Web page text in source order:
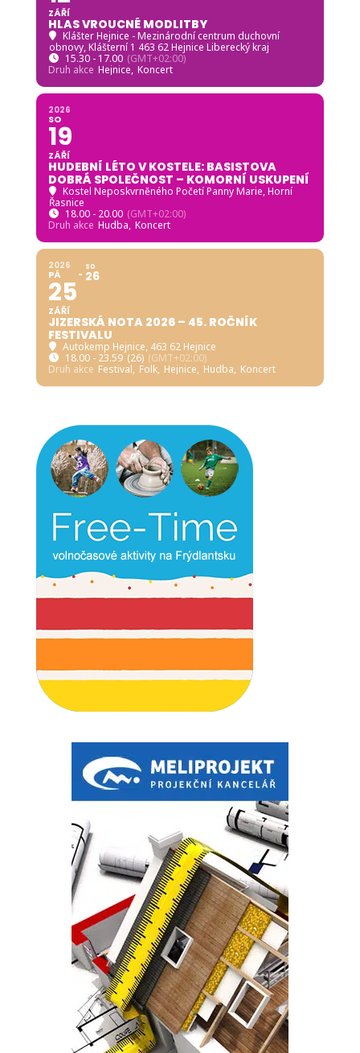
ZÁŘÍ
HLAS VROUCNÉ MODLITBY
Klášter Hejnice - Mezinárodní centrum duchovní
obnovy, Klášterní 1 463 62 Hejnice Liberecký kraj
15.30 - 17.00 (GMT+02:00)
Druh akce Hejnice, Koncert
2026
SO
19
ZÁŘÍ
HUDEBNÍ LÉTO V KOSTELE: BASISTOVA
DOBRÁ SPOLEČNOST – KOMORNÍ USKUPENÍ
Kostel Neposkvrněného Početí Panny Marie, Horní
Řasnice
18.00 - 20.00 (GMT+02:00)
Druh akce Hudba, Koncert
2026
PÁ
25
ZÁŘÍ
SO
26
JIZERSKÁ NOTA 2026 – 45. ROČNÍK
FESTIVALU
Autokemp Hejnice, 463 62 Hejnice
18.00 - 23.59 (26) (GMT+02:00)
Druh akce Festival, Folk, Hejnice, Hudba, Koncert